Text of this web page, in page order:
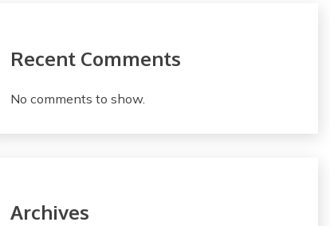
Recent Comments
No comments to show.
Archives